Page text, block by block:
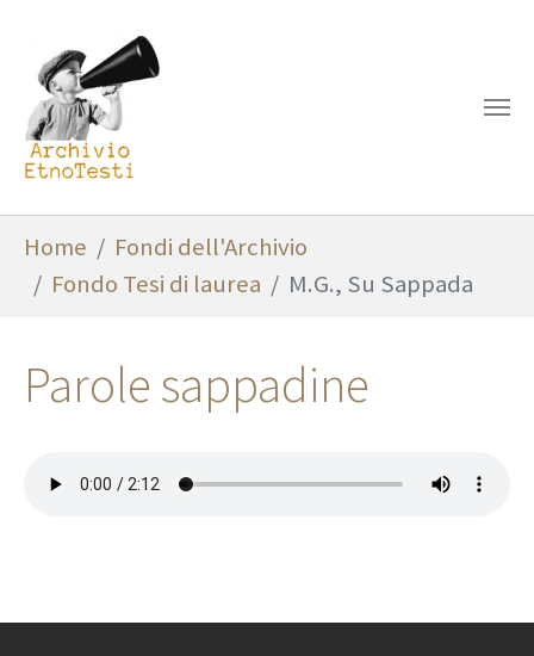
You are here:
Home
Fondi dell'Archivio
Fondo Tesi di laurea
M.G., Su Sappada
Parole sappadine